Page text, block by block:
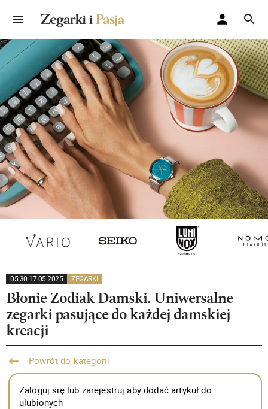
05:30 17.05.2025 ZEGARKI
Błonie Zodiak Damski. Uniwersalne
zegarki pasujące do każdej damskiej
kreacji
Powrót do kategorii
Zaloguj się lub zarejestruj aby dodać artykuł do
ulubionych